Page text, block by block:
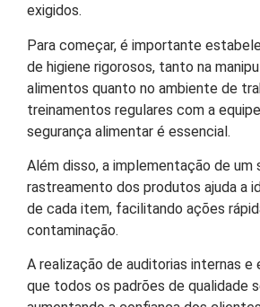
exigidos.
Para começar, é importante
de higiene rigorosos, tanto na
alimentos quanto no ambiente de
treinamentos regulares com a
segurança alimentar é essencial.
Além disso, a implementação de um
rastreamento dos produtos ajuda a
de cada item, facilitando ações
contaminação.
A realização de auditorias internas e
que todos os padrões de qualidade